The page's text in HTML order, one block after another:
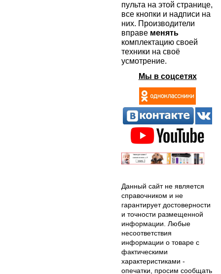
пульта на этой странице,
все кнопки и надписи на
них. Производители
вправе менять
комплектацию своей
техники на своё
усмотрение.
Мы в соцсетях
Данный сайт не является
справочником и не
гарантирует достоверности
и точности размещенной
информации. Любые
несоответствия
информации о товаре с
фактическими
характеристиками -
опечатки, просим сообщать